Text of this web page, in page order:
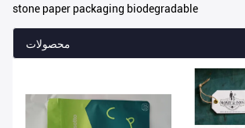
] Match 158
محصولات
stone paper packaging biodegradable
محصولات